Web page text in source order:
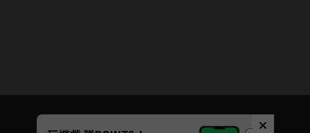
Unmute
如有不便請見諒